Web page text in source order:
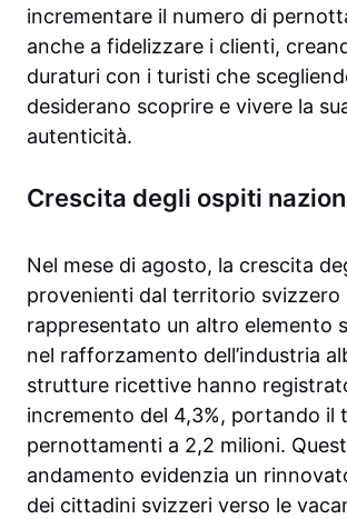
incrementare il numero di
anche a fidelizzare i clienti,
duraturi con i turisti che
desiderano scoprire e vivere la
autenticità.
Crescita degli ospiti
Nel mese di agosto, la crescita
provenienti dal territorio svizzero
rappresentato un altro elemento
nel rafforzamento dell’industria
strutture ricettive hanno
incremento del 4,3%, portando il
pernottamenti a 2,2 milioni.
andamento evidenzia un
dei cittadini svizzeri verso le